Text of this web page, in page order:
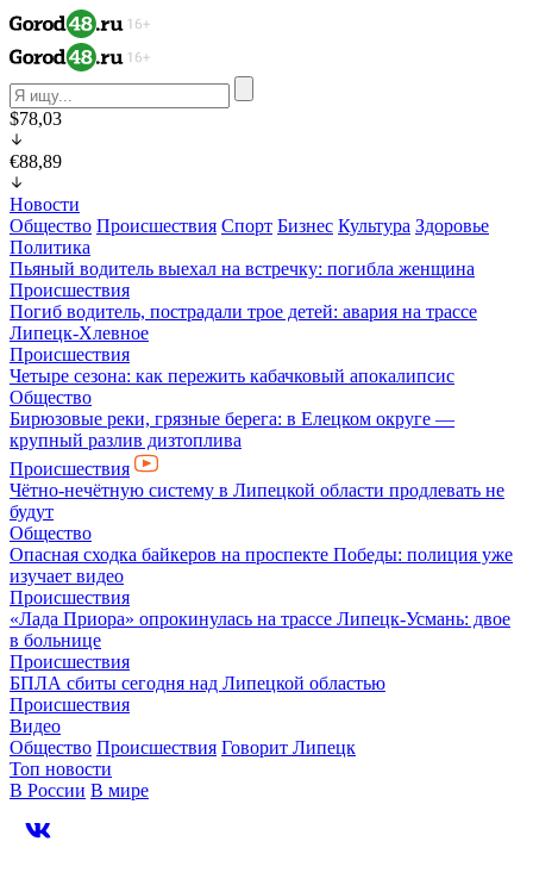
$78,03
€88,89
Новости
Общество Происшествия Спорт Бизнес Культура Здоровье
Политика
Пьяный водитель выехал на встречку: погибла женщина
Происшествия
Погиб водитель, пострадали трое детей: авария на трассе
Липецк-Хлевное
Происшествия
Четыре сезона: как пережить кабачковый апокалипсис
Общество
Бирюзовые реки, грязные берега: в Елецком округе —
крупный разлив дизтоплива
Происшествия
Чётно-нечётную систему в Липецкой области продлевать не
будут
Общество
Опасная сходка байкеров на проспекте Победы: полиция уже
изучает видео
Происшествия
«Лада Приора» опрокинулась на трассе Липецк-Усмань: двое
в больнице
Происшествия
БПЛА сбиты сегодня над Липецкой областью
Происшествия
Видео
Общество Происшествия Говорит Липецк
Топ новости
В России В мире